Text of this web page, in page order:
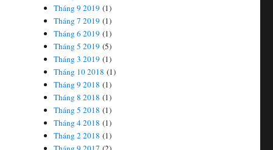
Tháng 9 2019 (1)
Tháng 7 2019 (1)
Tháng 6 2019 (1)
Tháng 5 2019 (5)
Tháng 3 2019 (1)
Tháng 10 2018 (1)
Tháng 9 2018 (1)
Tháng 8 2018 (1)
Tháng 5 2018 (1)
Tháng 4 2018 (1)
Tháng 2 2018 (1)